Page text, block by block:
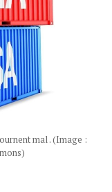
mal . (Image :